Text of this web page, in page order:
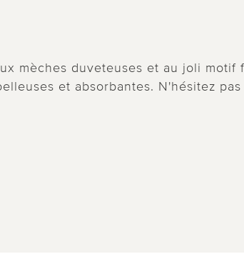
mèches duveteuses et au joli motif
et absorbantes. N'hésitez pas